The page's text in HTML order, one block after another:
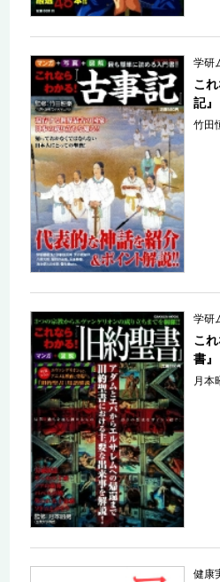
学研
こ
記』
竹田
学研
こ
書』
月本
健康